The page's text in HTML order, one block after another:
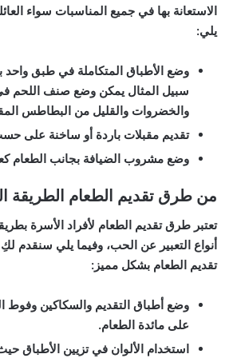
الاستعانة بها في جميع المناسبات سواء
يلي:
وضع الأطباق المتكاملة في طبق
سبيل المثال يمكن وضع صنف اللحم
والخضروات والقليل من البطاطس
تقديم مقبلات باردة أو ساخنة على
وضع مشروب الضيافة بجانب الطعام
من طرق تقديم الطعام الطريقة
تعتبر طرق تقديم الطعام لأفراد الأسرة
أنواع التعبير عن الحب، وفيما يلي سنقدم
تقديم الطعام بشكل مميز:
وضع أطباق التقديم والسكاكين وفوط
على مائدة الطعام.
استخدام الألوان في تزيين الأطباق